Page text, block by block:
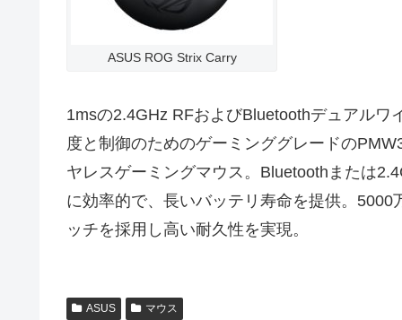
ASUS ROG Strix Carry
1msの2.4GHz RFおよびBluetoothデュアル
度と制御のためのゲーミンググレードの
ヤレスゲーミングマウス。Bluetoothまたは
に効率的で、長いバッテリ寿命を提供。
ッチを採用し高い耐久性を実現。
ASUS マウス